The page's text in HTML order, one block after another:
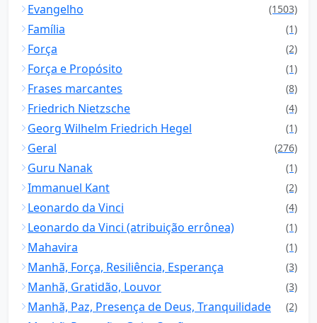
Evangelho (1503)
Família (1)
Força (2)
Força e Propósito (1)
Frases marcantes (8)
Friedrich Nietzsche (4)
Georg Wilhelm Friedrich Hegel (1)
Geral (276)
Guru Nanak (1)
Immanuel Kant (2)
Leonardo da Vinci (4)
Leonardo da Vinci (atribuição errônea) (1)
Mahavira (1)
Manhã, Força, Resiliência, Esperança (3)
Manhã, Gratidão, Louvor (3)
Manhã, Paz, Presença de Deus, Tranquilidade (2)